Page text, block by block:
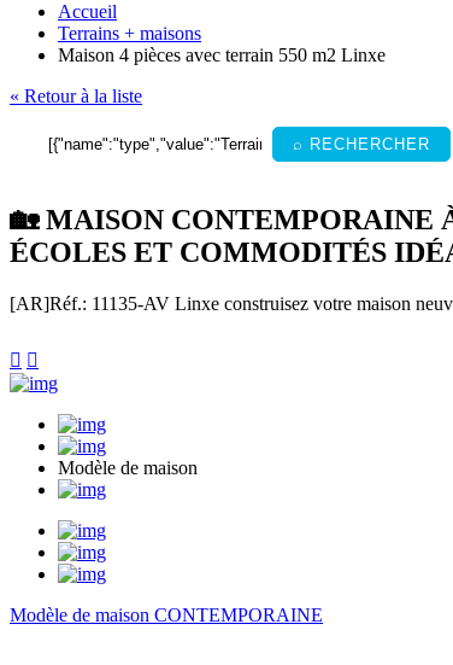
Accueil
Terrains + maisons
Maison 4 pièces avec terrain 550 m2 Linxe
« Retour à la liste
⌕ RECHERCHER
🏡 MAISON CONTEMPORAINE
ÉCOLES ET COMMODITÉS
[AR]Réf.: 11135-AV Linxe construisez votre maison
 
Modèle de maison
Modèle de maison CONTEMPORAINE